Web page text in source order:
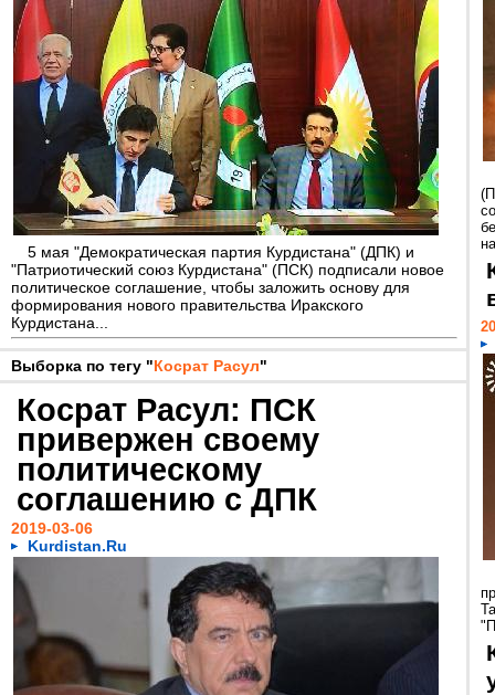
5 мая "Демократическая партия Курдистана" (ДПК) и
"Патриотический союз Курдистана" (ПСК) подписали новое
политическое соглашение, чтобы заложить основу для
формирования нового правительства Иракского
Курдистана...
Выборка по тегу "Косрат Расул"
Косрат Расул: ПСК
привержен своему
политическому
соглашению с ДПК
2019-03-06
Kurdistan.Ru